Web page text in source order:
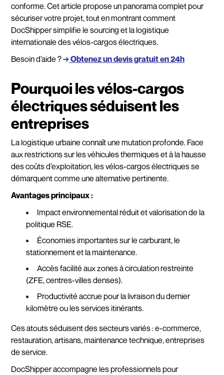
conforme. Cet article propose un panorama complet pour
sécuriser votre projet, tout en montrant comment
DocShipper simplifie le sourcing et la logistique
internationale des vélos-cargos électriques.
Besoin d’aide ?→Obtenez un devis gratuit en 24h
Pourquoi les vélos-cargos
électriques séduisent les
entreprises
La logistique urbaine connaît une mutation profonde. Face
aux restrictions sur les véhicules thermiques et à la hausse
des coûts d’exploitation, les vélos-cargos électriques se
démarquent comme une alternative pertinente.
Avantages principaux :
Impact environnemental réduit et valorisation de la
politique RSE.
Économies importantes sur le carburant, le
stationnement et la maintenance.
Accès facilité aux zones à circulation restreinte
(ZFE, centres-villes denses).
Productivité accrue pour la livraison du dernier
kilomètre ou les services itinérants.
Ces atouts séduisent des secteurs variés : e-commerce,
restauration, artisans, maintenance technique, entreprises
de service.
DocShipper accompagne les professionnels pour